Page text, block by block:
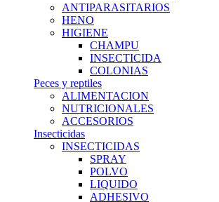
ANTIPARASITARIOS
HENO
HIGIENE
CHAMPU
INSECTICIDA
COLONIAS
Peces y reptiles
ALIMENTACION
NUTRICIONALES
ACCESORIOS
Insecticidas
INSECTICIDAS
SPRAY
POLVO
LIQUIDO
ADHESIVO